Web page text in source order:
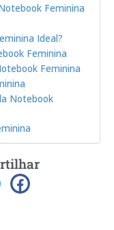
Feminina
Ideal?
Feminina
Feminina
Notebook